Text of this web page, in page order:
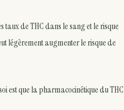
taux de THC dans le sang et le risque
légèrement augmenter le risque de
est que la pharmacocinétique du THC